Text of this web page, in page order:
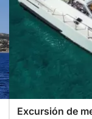
Excursión de